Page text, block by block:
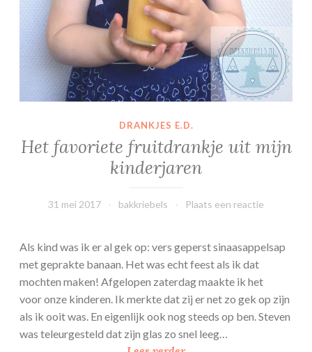
DRANKJES E.D.
Het favoriete fruitdrankje uit mijn
kinderjaren
31 mei 2017 bakkriebels Plaats een reactie
Als kind was ik er al gek op: vers geperst sinaasappelsap
met geprakte banaan. Het was echt feest als ik dat
mochten maken! Afgelopen zaterdag maakte ik het
voor onze kinderen. Ik merkte dat zij er net zo gek op zijn
als ik ooit was. En eigenlijk ook nog steeds op ben. Steven
was teleurgesteld dat zijn glas zo snel leeg…